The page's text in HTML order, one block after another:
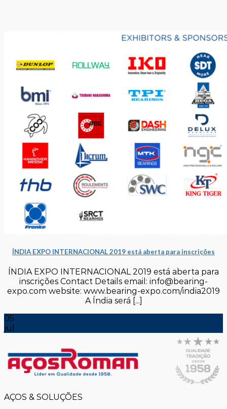
ÍNDIA EXPO INTERNACIONAL 2019 está aberta para inscrições
ÍNDIA EXPO INTERNACIONAL 2019 está aberta para
inscrições Contact Details email: info@bearing-
expo.com website: www.bearing-expo.com/india2019
A Índia será [...]
05
jul
AÇOS & SOLUÇÕES